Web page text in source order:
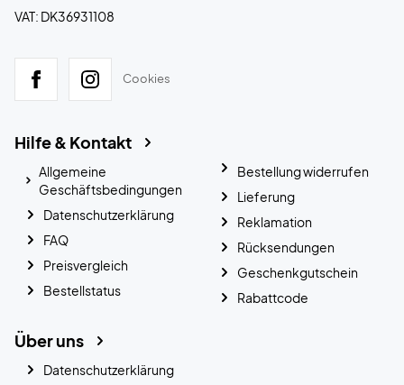
VAT: DK36931108
Cookies
Hilfe & Kontakt
Allgemeine
Geschäftsbedingungen
Datenschutzerklärung
FAQ
Preisvergleich
Bestellstatus
Bestellung widerrufen
Lieferung
Reklamation
Rücksendungen
Geschenkgutschein
Rabattcode
Über uns
Datenschutzerklärung